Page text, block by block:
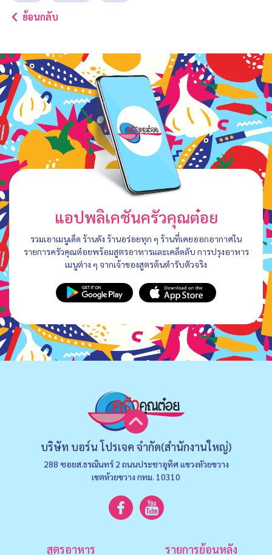
ย้อนกลับ
แอปพลิเคชันครัวคุณต๋อย
รวมเอาเมนูเด็ด ร้านดัง ร้านอร่อยทุก ๆ ร้านที่เคยออกอากาศใน
รายการครัวคุณต๋อยพร้อมสูตรอาหารและเคล็ดลับ การปรุงอาหาร
เมนูต่าง ๆ จากเจ้าของสูตรต้นตำรับตัวจริง
บริษัท บอร์น โปรเจค จำกัด(สำนักงานใหญ่)
288 ซอยส.ธรณินทร์ 2 ถนนประชาอุทิศ แขวงหัวยขวาง
เขตห้วยขวาง กทม. 10310
สูตรอาหาร รายการย้อนหลัง